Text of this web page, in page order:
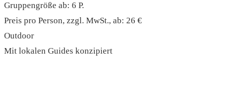
Gruppengröße ab: 6 P.
Preis pro Person, zzgl. MwSt., ab: 26 €
Outdoor
Mit lokalen Guides konzipiert